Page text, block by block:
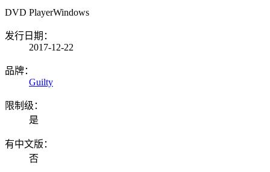
DVD PlayerWindows
发行日期：
2017-12-22
品牌：
Guilty
限制级：
是
有中文版：
否